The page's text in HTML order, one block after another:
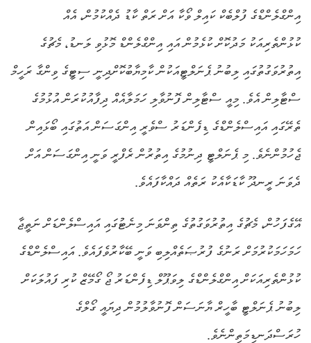
އިންގްލެންޑްގެ ފުލްބެކް ކައިލް ވޯކާ އަށް ރަތް ކާޑު ދެއްކުމުން، އެއް
ކުޅުންތެރިއަކު މަދުކޮށް ކުޅެމުން އައި އިންގްލެންޑް މޮޅުވި ލަނޑު، މެޗުގެ
އިތުރުވަގުތުގައި ލިބުނު ޕެނަލްޓީއަކުން ކާމިޔާބުކޮށްދިނީ ސިޓީގެ ވިންގާ ރަހީމް
ސްޓާލިން އެވެ. މިއީ ސްޓާލިން ފޮނުވާލި ހަމަލާއެއް ދިފާއުކުރަން އުޅުމުގެ
ތެރޭގައި އައިސްލެންޑްގެ ޑިފެންޑަރު ސްވެރީ އިންގަސަން އަތުގައި ބޯޅައިން
ޖެހުމުންނެވެ. މި ޕެނަލްޓީ ދިނުމުގެ އިތުރުން ރެފްރީ ވަނީ އިންގަސަން އަށް
ދެވަނަ ރީނދޫ ކާޑަކާއެކު ރަތެއް ދައްކާފައެވެ.
އޭގެފަހުން، މެޗުގެ އިތުރުވަގުތުގެ ތިންވަނަ މިނެޓުގައި އައިސްލެންޑަށް ނަތީޖާ
ހަމަހަމަކުރުމަށް ރަނުގެ ފުރުޞަތެއްލިބި ވަނީ ބޭކާރުވެފައެވެ. އައިސްލެންޑްގެ
ކުޅުންތެރިއަކަށް އިންގްލެންޑްގެ ލިވަޕޫލް ޑިފެންޑަރު ޖޯ ގޯމޭޒް ކުރި ފައުލަކަށް
ލިބުނު ޕެނަލްޓީ ބާހީރް ޔާނަސަން ފޮނުވާލުމުން ދިޔައީ ގޯލްގެ
ހުރަސްދަނޑިމަތިންނެވެ.